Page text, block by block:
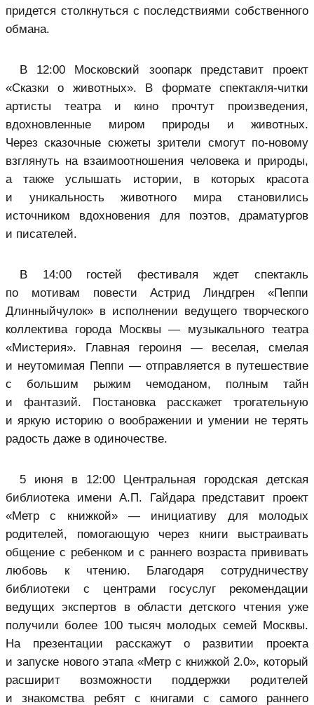
придется столкнуться с последствиями собственного
обмана.
В 12:00 Московский зоопарк представит проект
«Сказки о животных». В формате спектакля-читки
артисты театра и кино прочтут произведения,
вдохновленные миром природы и животных.
Через сказочные сюжеты зрители смогут по-новому
взглянуть на взаимоотношения человека и природы,
а также услышать истории, в которых красота
и уникальность животного мира становились
источником вдохновения для поэтов, драматургов
и писателей.
В 14:00 гостей фестиваля ждет спектакль
по мотивам повести Астрид Линдгрен «Пеппи
Длинныйчулок» в исполнении ведущего творческого
коллектива города Москвы — музыкального театра
«Мистерия». Главная героиня — веселая, смелая
и неутомимая Пеппи — отправляется в путешествие
с большим рыжим чемоданом, полным тайн
и фантазий. Постановка расскажет трогательную
и яркую историю о воображении и умении не терять
радость даже в одиночестве.
5 июня в 12:00 Центральная городская детская
библиотека имени А.П. Гайдара представит проект
«Метр с книжкой» — инициативу для молодых
родителей, помогающую через книги выстраивать
общение с ребенком и с раннего возраста прививать
любовь к чтению. Благодаря сотрудничеству
библиотеки с центрами госуслуг рекомендации
ведущих экспертов в области детского чтения уже
получили более 100 тысяч молодых семей Москвы.
На презентации расскажут о развитии проекта
и запуске нового этапа «Метр с книжкой 2.0», который
расширит возможности поддержки родителей
и знакомства ребят с книгами с самого раннего